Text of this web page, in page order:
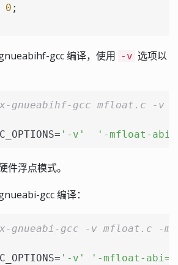
0 ;
gcc 编译，使用 -v 选项以
gnueabihf-gcc mfloat.c -v
'-v' '-mfloat-
件浮点模式。
gcc 编译：
gnueabi-gcc -v mfloat.c -
'-v' '-mfloat-